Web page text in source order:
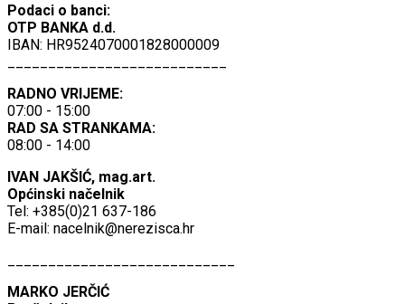
Podaci o banci:
OTP BANKA d.d.
IBAN: HR9524070001828000009
RADNO VRIJEME:
07:00 - 15:00
RAD SA STRANKAMA:
08:00 - 14:00
IVAN JAKŠIĆ, mag.art.
Općinski načelnik
Tel: +385(0)21 637-186
E-mail: nacelnik@nerezisca.hr
MARKO JERČIĆ